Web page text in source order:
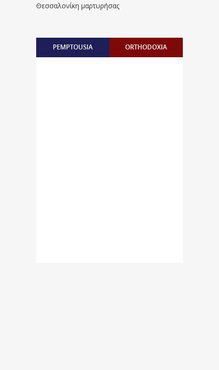
Θεσσαλονίκη μαρτυρήσας
PEMPTOUSIA ORTHODOXIA